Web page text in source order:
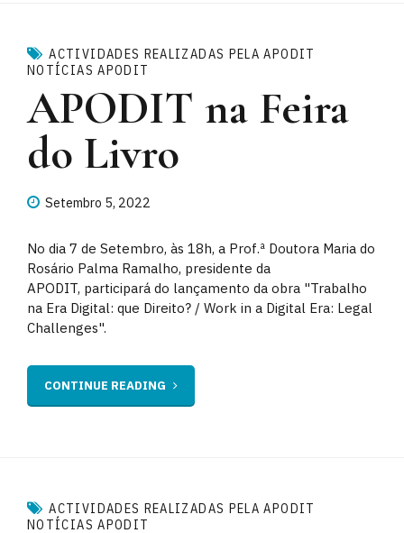
ACTIVIDADES REALIZADAS PELA APODIT
NOTÍCIAS APODIT
APODIT na Feira
do Livro
Setembro 5, 2022
No dia 7 de Setembro, às 18h, a Prof.ª Doutora Maria do
Rosário Palma Ramalho, presidente da
APODIT, participará do lançamento da obra "Trabalho
na Era Digital: que Direito? / Work in a Digital Era: Legal
Challenges".
CONTINUE READING
ACTIVIDADES REALIZADAS PELA APODIT
NOTÍCIAS APODIT